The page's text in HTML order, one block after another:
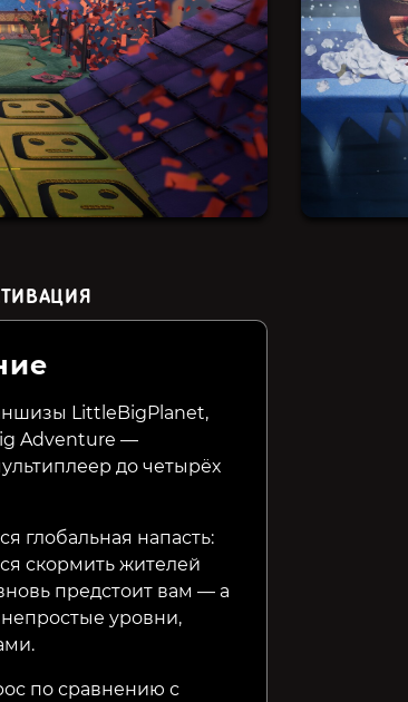
499₽
LittleBigPlanet,
Adventure —
до четырёх
глобальная напасть:
скормить жителей
предстоит вам — а
уровни,
по сравнению с